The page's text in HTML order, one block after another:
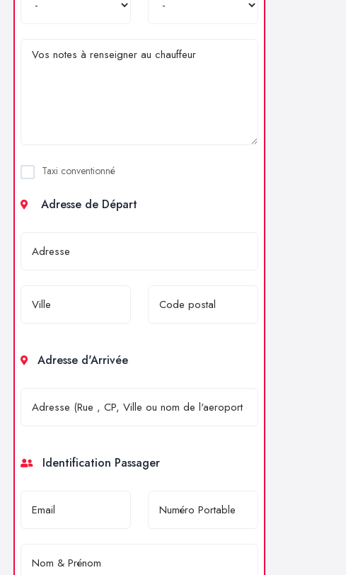
Taxi conventionné
Adresse de Départ
Adresse d'Arrivée
Identification Passager